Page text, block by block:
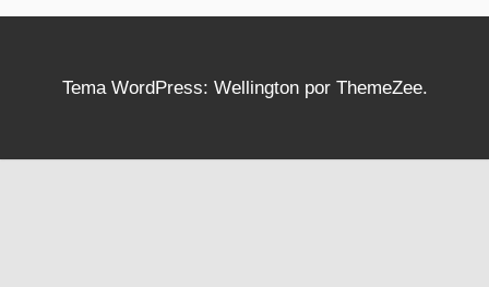
Tema WordPress: Wellington por ThemeZee.